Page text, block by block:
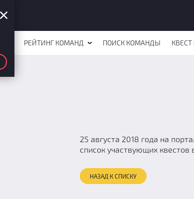
РЕЙТИНГ КОМАНД ПОИСК КОМАНДЫ КВЕСТ
25 августа 2018 года на
список участвующих квестов
НАЗАД К СПИСКУ